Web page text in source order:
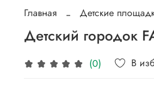
Главная Детские
Детский городок
(0) В